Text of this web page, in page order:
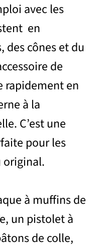
avec les
en
des cônes et du
de
rapidement en
à la
C’est une
pour les
original.
à muffins de
un pistolet à
de colle,